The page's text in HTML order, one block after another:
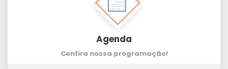
Agenda
Confira nossa programação!